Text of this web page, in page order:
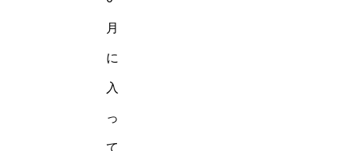
月
に
入
っ
て